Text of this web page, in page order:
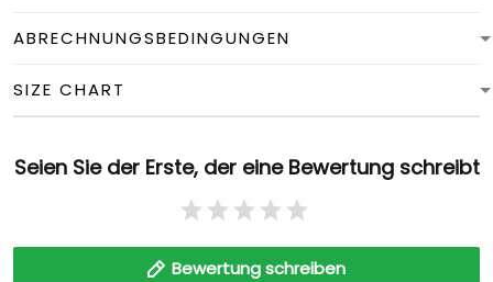
ABRECHNUNGSBEDINGUNGEN
SIZE CHART
Seien Sie der Erste, der eine Bewertung schreibt
Bewertung schreiben